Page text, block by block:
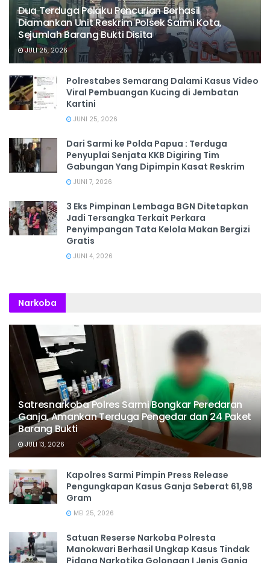
Dua Terduga Pelaku Pencurian Berhasil
Diamankan Unit Reskrim Polsek Sarmi Kota,
Sejumlah Barang Bukti Disita
JULI 25, 2026
Polrestabes Semarang Dalami Kasus Video
Viral Pembuangan Kucing di Jembatan
Kartini
JUNI 25, 2026
Dari Sarmi ke Polda Papua : Terduga
Penyuplai Senjata KKB Digiring Tim
Gabungan Yang Dipimpin Kasat Reskrim
JUNI 7, 2026
3 Eks Pimpinan Lembaga BGN Ditetapkan
Jadi Tersangka Terkait Perkara
Penyimpangan Tata Kelola Makan Bergizi
Gratis
JUNI 4, 2026
Narkoba
Satresnarkoba Polres Sarmi Bongkar Peredaran
Ganja, Amankan Terduga Pengedar dan 24 Paket
Barang Bukti
JULI 13, 2026
Kapolres Sarmi Pimpin Press Release
Pengungkapan Kasus Ganja Seberat 61,98
Gram
MEI 25, 2026
Satuan Reserse Narkoba Polresta
Manokwari Berhasil Ungkap Kasus Tindak